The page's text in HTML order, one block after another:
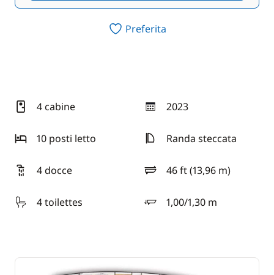
Preferita
4 cabine 2023
anno
10 posti letto
Randa steccata
4 docce 46 ft (13,96 m)
lunghezza
4 toilettes
1,00/1,30 m
pescaggio